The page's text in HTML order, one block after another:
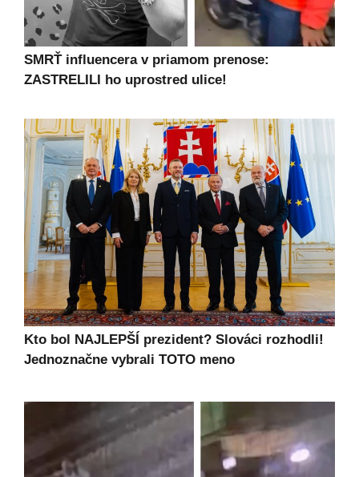
SMRŤ influencera v priamom prenose:
ZASTRELILI ho uprostred ulice!
Kto bol NAJLEPŠÍ prezident? Slováci rozhodli!
Jednoznačne vybrali TOTO meno